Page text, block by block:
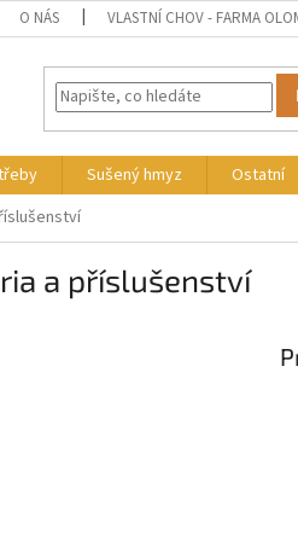
O NÁS VLASTNÍ CHOV - FARMA
Sušený hmyz Ostatní
a příslušenství